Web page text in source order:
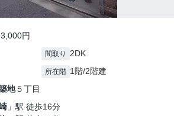
円
間取り 2DK
所在階 1階/2階建
地５丁目
」駅 徒歩16分